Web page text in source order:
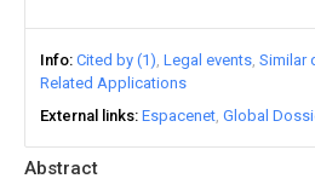
Abstract
Info Cited by (1) Legal events Similar
Related Applications
External links Espacenet Global